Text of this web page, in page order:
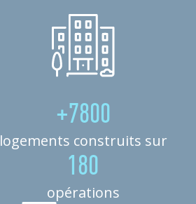
+7800
logements construits sur
180
opérations